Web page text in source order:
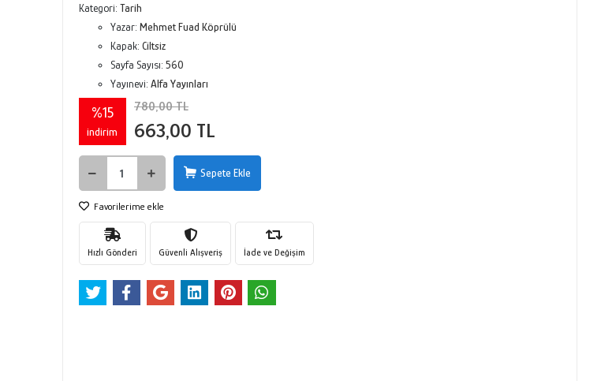
Kategori: Tarih
Yazar: Mehmet Fuad Köprülü
Kapak: Ciltsiz
Sayfa Sayısı: 560
Yayınevi: Alfa Yayınları
%15
indirim
780,00 TL
663,00 TL
Sepete Ekle
Favorilerime ekle
Hızlı Gönderi Güvenli Alışveriş İade ve Değişim